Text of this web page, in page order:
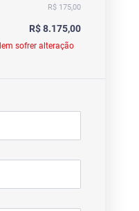
R$ 175,00
R$ 8.175,00
sofrer alteração